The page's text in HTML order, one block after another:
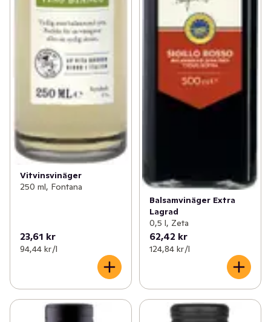
Vitvinsvinäger
250 ml, Fontana
23,61 kr
94,44 kr /l
Balsamvinäger Extra
Lagrad
0,5 l, Zeta
62,42 kr
124,84 kr /l